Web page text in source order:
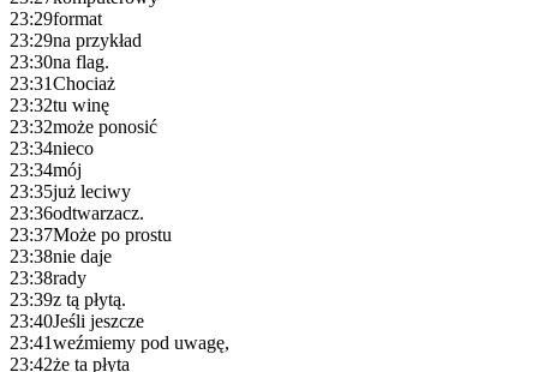
23:29format
23:29na przykład
23:30na flag.
23:31Chociaż
23:32tu winę
23:32może ponosić
23:34nieco
23:34mój
23:35już leciwy
23:36odtwarzacz.
23:37Może po prostu
23:38nie daje
23:38rady
23:39z tą płytą.
23:40Jeśli jeszcze
23:41weźmiemy pod uwagę,
23:42że ta płyta